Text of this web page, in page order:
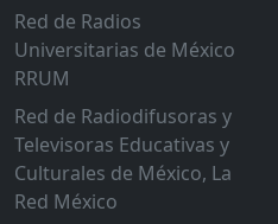
Red de Radios
Universitarias de México
RRUM
Red de Radiodifusoras y
Televisoras Educativas y
Culturales de México, La
Red México